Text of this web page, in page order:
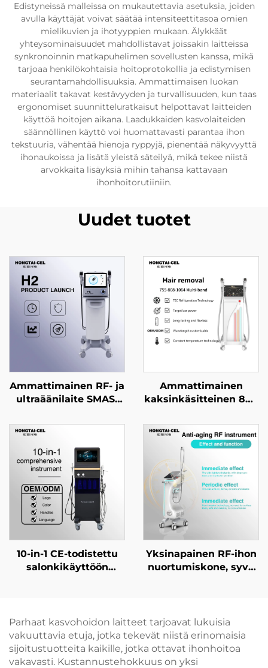
Edistyneissä malleissa on mukautettavia asetuksia, joiden
avulla käyttäjät voivat säätää intensiteettitasoa omien
mielikuvien ja ihotyyppien mukaan. Älykkäät
yhteysominaisuudet mahdollistavat joissakin laitteissa
synkronoinnin matkapuhelimen sovellusten kanssa, mikä
tarjoaa henkilökohtaisia hoitoprotokollia ja edistymisen
seurantamahdollisuuksia. Ammattimaisen luokan
materiaalit takavat kestävyyden ja turvallisuuden, kun taas
ergonomiset suunnitteluratkaisut helpottavat laitteiden
käyttöä hoitojen aikana. Laadukkaiden kasvolaiteiden
säännöllinen käyttö voi huomattavasti parantaa ihon
tekstuuria, vähentää hienoja ryppyjä, pienentää näkyvyyttä
ihonaukoissa ja lisätä yleistä säteilyä, mikä tekee niistä
arvokkaita lisäyksiä mihin tahansa kattavaan
ihonhoitorutiiniin.
Uudet tuotet
Ammattimainen RF- ja
ultraäänilaite SMAS-
ikääntymisen
ehkäisyyn, ryppyjen
poistoon, kasvojen
kiristämiseen ja ihon
tiukentamiseen
Ammattimainen
kaksinkäsitteinen 808
karvanpoisto laite,
12×12 / 12×18 mm
kohdealue kasvoille ja
keholle, hieronta- ja
kauneuslaitteisto
10-in-1 CE-todistettu
salonkikäyttöön
ultraäänilaite +
happoinjektori +
kuumapakkaus/kylmäpakkaus
-vasara iholle
Yksinapainen RF-ihon
nuortumiskone, syvä
Parhaat kasvohoidon laitteet tarjoavat lukuisia
vakuuttavia etuja, jotka tekevät niistä erinomaisia
sijoitustuotteita kaikille, jotka ottavat ihonhoitoa
vakavasti. Kustannustehokkuus on yksi